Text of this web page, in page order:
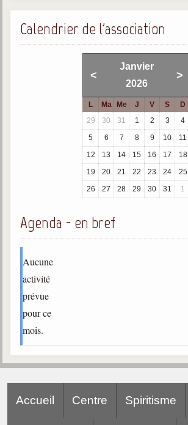
Ouvrages
Bulletins "Le Spiritisme"
Journal trimestriel
Newsletters
Sujets du mois
Maximes
séance d'aide spirituelle
Powerpoints
Cours dispensés au Centre
L'Agora
Consultez les réponses
Calendrier de l'association
<
Janvier
2026
>
L Ma Me J V S
D
29
30 31 1 2 3
4
5
6 7 8 9 10
11
12
13 14 15 16 17
18
19
20 21 22 23 24
25
26
27 28 29 30 31 1
Agenda - en bref
Aucune
activité
prévue
pour ce
mois.
Accueil Centre Spiritisme